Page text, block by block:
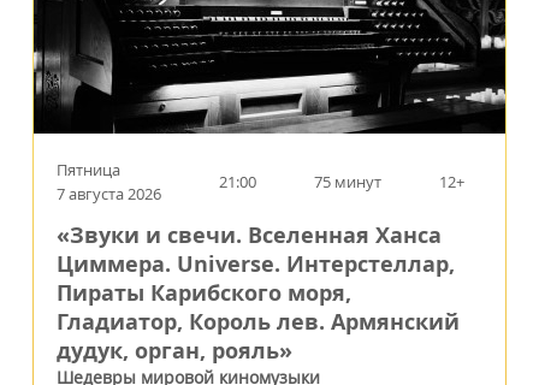
Пятница
7 августа 2026
21:00 75 минут 12+
«Звуки и свечи. Вселенная Ханса
Циммера. Universe. Интерстеллар,
Пираты Карибского моря,
Гладиатор, Король лев. Армянский
дудук, орган, рояль»
Шедевры мировой киномузыки